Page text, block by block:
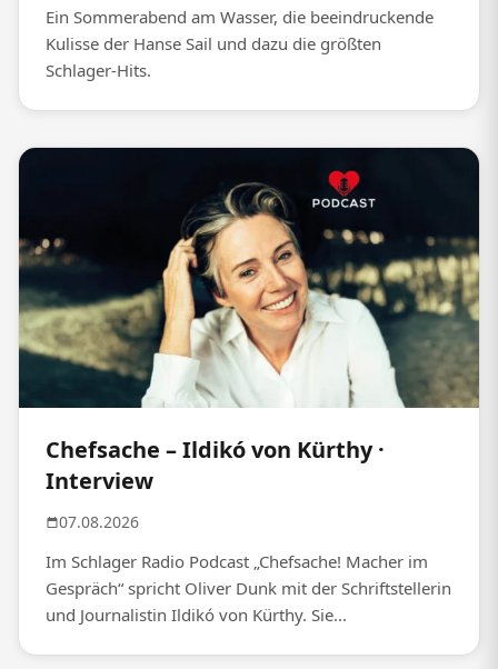
Ein Sommerabend am Wasser, die beeindruckende
Kulisse der Hanse Sail und dazu die größten
Schlager-Hits.
Chefsache – Ildikó von Kürthy ·
Interview
07.08.2026
Im Schlager Radio Podcast „Chefsache! Macher im
Gespräch“ spricht Oliver Dunk mit der Schriftstellerin
und Journalistin Ildikó von Kürthy. Sie...